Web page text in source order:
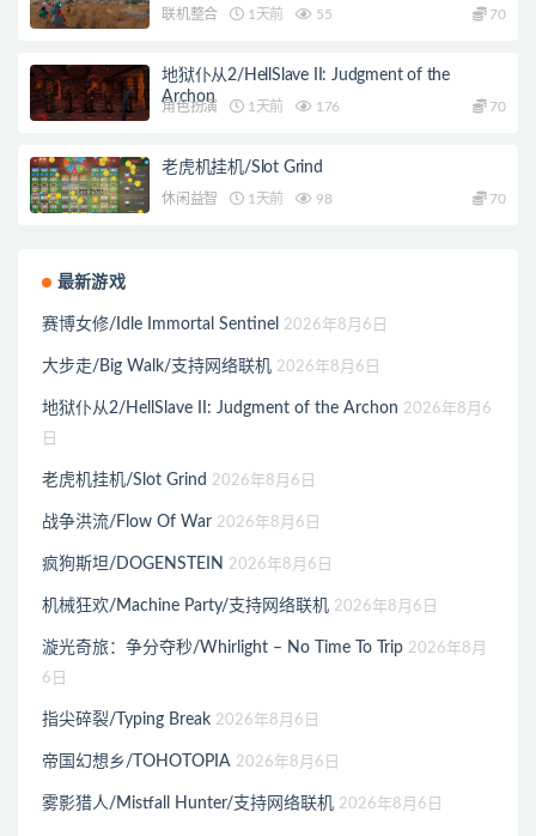
联机整合 1天前 55 70
地狱仆从2/HellSlave II: Judgment of the
Archon
角色扮演 1天前 176 70
老虎机挂机/Slot Grind
休闲益智 1天前 98 70
最新游戏
赛博女修/Idle Immortal Sentinel 2026年8月6日
大步走/Big Walk/支持网络联机 2026年8月6日
地狱仆从2/HellSlave II: Judgment of the Archon 2026年8月6
日
老虎机挂机/Slot Grind 2026年8月6日
战争洪流/Flow Of War 2026年8月6日
疯狗斯坦/DOGENSTEIN 2026年8月6日
机械狂欢/Machine Party/支持网络联机 2026年8月6日
漩光奇旅：争分夺秒/Whirlight – No Time To Trip 2026年8月
6日
指尖碎裂/Typing Break 2026年8月6日
帝国幻想乡/TOHOTOPIA 2026年8月6日
雾影猎人/Mistfall Hunter/支持网络联机 2026年8月6日